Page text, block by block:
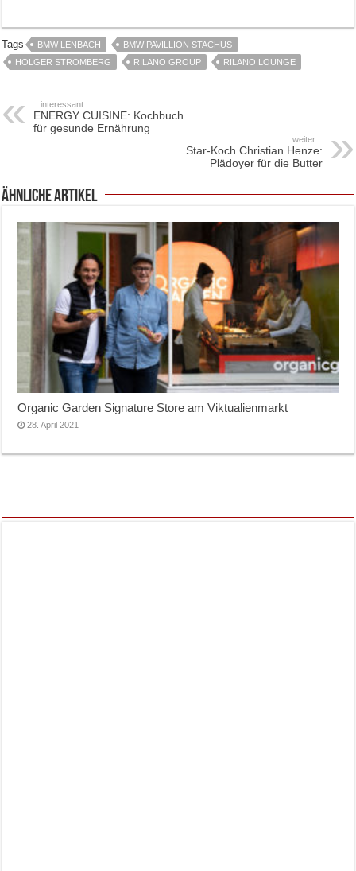
Tags BMW LENBACH
BMW PAVILLION STACHUS
HOLGER STROMBERG
RILANO GROUP RILANO LOUNGE
.. interessant
ENERGY CUISINE: Kochbuch
für gesunde Ernährung
weiter ..
Star-Koch Christian Henze:
Plädoyer für die Butter
ähnliche Artikel
Organic Garden Signature Store am Viktualienmarkt
28. April 2021